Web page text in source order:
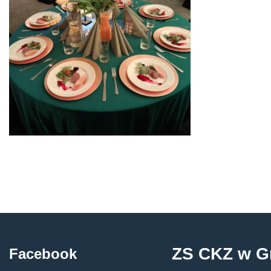
Facebook ZS CKZ w